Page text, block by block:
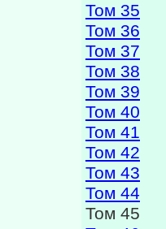
Том 35
Том 36
Том 37
Том 38
Том 39
Том 40
Том 41
Том 42
Том 43
Том 44
Том 45